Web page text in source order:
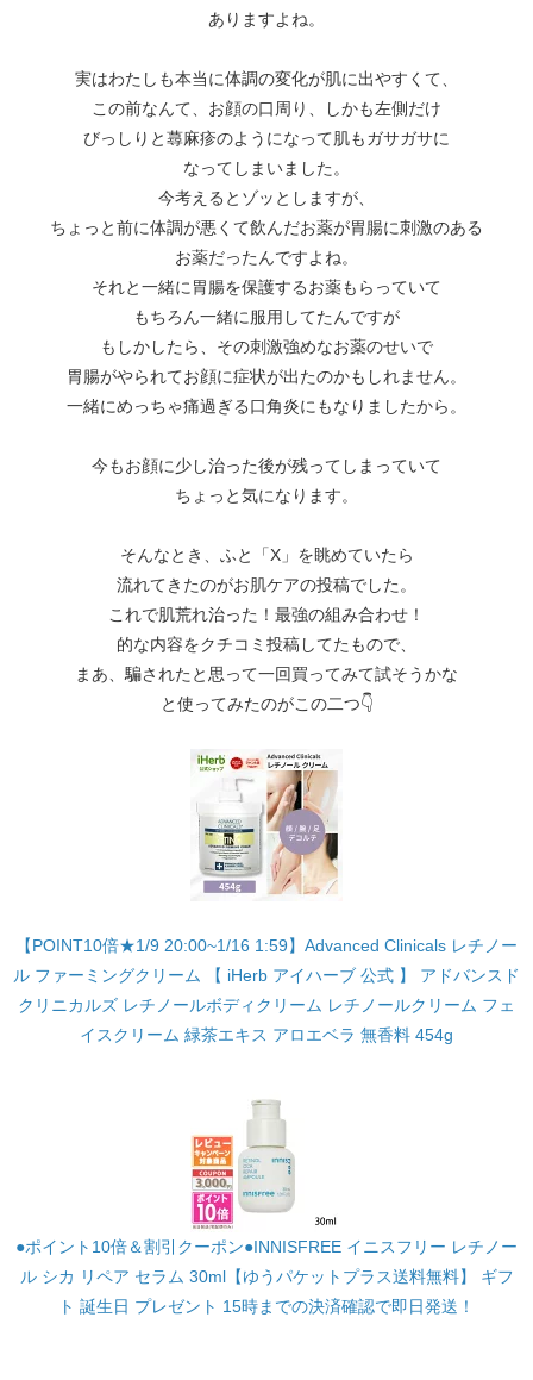
ありますよね。
実はわたしも本当に体調の変化が肌に出やすくて、
この前なんて、お顔の口周り、しかも左側だけ
びっしりと蕁麻疹のようになって肌もガサガサに
なってしまいました。
今考えるとゾッとしますが、
ちょっと前に体調が悪くて飲んだお薬が胃腸に刺激のある
お薬だったんですよね。
それと一緒に胃腸を保護するお薬もらっていて
もちろん一緒に服用してたんですが
もしかしたら、その刺激強めなお薬のせいで
胃腸がやられてお顔に症状が出たのかもしれません。
一緒にめっちゃ痛過ぎる口角炎にもなりましたから。
今もお顔に少し治った後が残ってしまっていて
ちょっと気になります。
そんなとき、ふと「X」を眺めていたら
流れてきたのがお肌ケアの投稿でした。
これで肌荒れ治った！最強の組み合わせ！
的な内容をクチコミ投稿してたもので、
まあ、騙されたと思って一回買ってみて試そうかな
と使ってみたのがこの二つ👇
【POINT10倍★1/9 20:00~1/16 1:59】Advanced Clinicals レチノー
ル ファーミングクリーム 【 iHerb アイハーブ 公式 】 アドバンスド
クリニカルズ レチノールボディクリーム レチノールクリーム フェ
イスクリーム 緑茶エキス アロエベラ 無香料 454g
●ポイント10倍＆割引クーポン●INNISFREE イニスフリー レチノー
ル シカ リペア セラム 30ml【ゆうパケットプラス送料無料】 ギフ
ト 誕生日 プレゼント 15時までの決済確認で即日発送！